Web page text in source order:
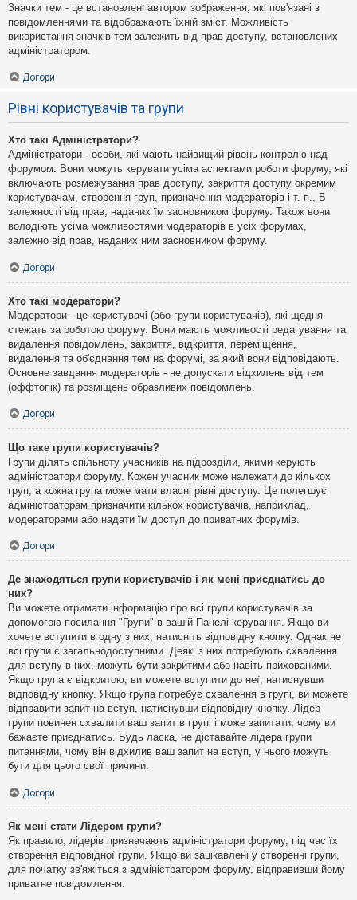
Значки тем - це встановлені автором зображення, які пов'язані з
повідомленнями та відображають їхній зміст. Можливість
використання значків тем залежить від прав доступу, встановлених
адміністратором.
Догори
Рівні користувачів та групи
Хто такі Адміністратори?
Адміністратори - особи, які мають найвищий рівень контролю над
форумом. Вони можуть керувати усіма аспектами роботи форуму, які
включають розмежування прав доступу, закриття доступу окремим
користувачам, створення груп, призначення модераторів і т. п., В
залежності від прав, наданих їм засновником форуму. Також вони
володіють усіма можливостями модераторів в усіх форумах,
залежно від прав, наданих ним засновником форуму.
Догори
Хто такі модератори?
Модератори - це користувачі (або групи користувачів), які щодня
стежать за роботою форуму. Вони мають можливості редагування та
видалення повідомлень, закриття, відкриття, переміщення,
видалення та об'єднання тем на форумі, за який вони відповідають.
Основне завдання модераторів - не допускати відхилень від тем
(оффтопік) та розміщень образливих повідомлень.
Догори
Що таке групи користувачів?
Групи ділять спільноту учасників на підрозділи, якими керують
адміністратори форуму. Кожен учасник може належати до кількох
груп, а кожна група може мати власні рівні доступу. Це полегшує
адміністраторам призначити кількох користувачів, наприклад,
модераторами або надати їм доступ до приватних форумів.
Догори
Де знаходяться групи користувачів і як мені приєднатись до
них?
Ви можете отримати інформацію про всі групи користувачів за
допомогою посилання "Групи" в вашій Панелі керування. Якщо ви
хочете вступити в одну з них, натисніть відповідну кнопку. Однак не
всі групи є загальнодоступними. Деякі з них потребують схвалення
для вступу в них, можуть бути закритими або навіть прихованими.
Якщо група є відкритою, ви можете вступити до неї, натиснувши
відповідну кнопку. Якщо група потребує схвалення в групі, ви можете
відправити запит на вступ, натиснувши відповідну кнопку. Лідер
групи повинен схвалити ваш запит в групі і може запитати, чому ви
бажаєте приєднатись. Будь ласка, не діставайте лідера групи
питаннями, чому він відхилив ваш запит на вступ, у нього можуть
бути для цього свої причини.
Догори
Як мені стати Лідером групи?
Як правило, лідерів призначають адміністратори форуму, під час їх
створення відповідної групи. Якщо ви зацікавлені у створенні групи,
для початку зв'яжіться з адміністратором форуму, відправивши йому
приватне повідомлення.